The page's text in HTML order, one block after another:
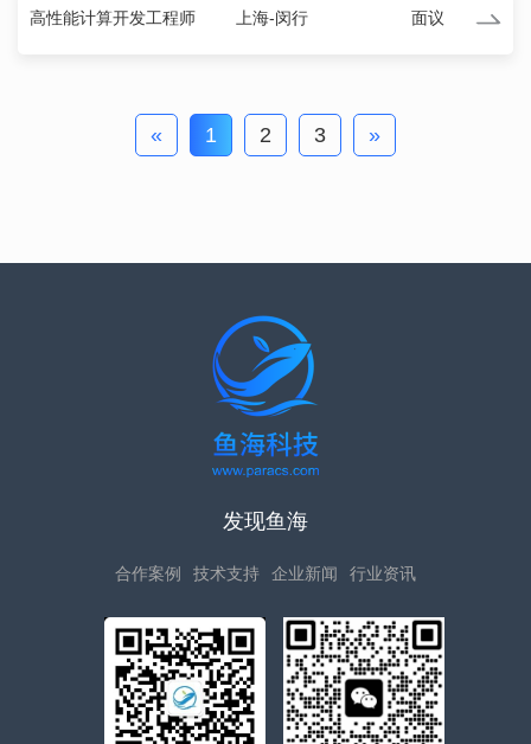
高性能计算开发工程师 上海-闵行 面议
« 1 2 3 »
发现鱼海
合作案例 技术支持 企业新闻 行业资讯